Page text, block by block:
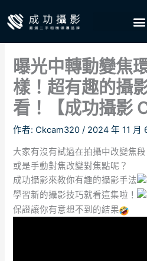
至
曝光中轉動變焦
樣！超有趣的攝
看！【成功攝影
作者:Ckcam320/ 2024 年 11 月
大家有沒有試過在拍攝中改變焦段
或是手動對焦改變對焦點呢？
成功攝影來教你有趣的攝影手法
學習新的攝影技巧就看這集啦！
保證讓你有意想不到的結果